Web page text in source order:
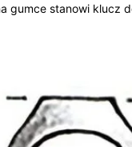
gumce stanowi klucz